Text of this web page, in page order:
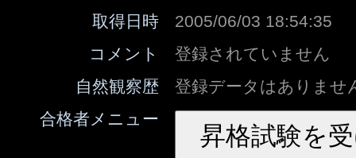
取得日時
2005/06/03 18:54:35
コメント
登録されていません
自然観察歴
登録データはありませ
合格者メニュー